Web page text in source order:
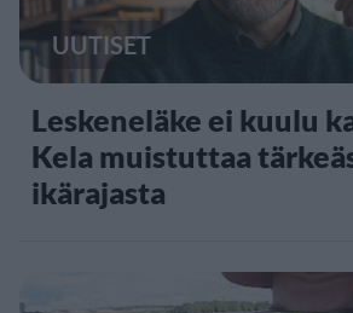
UUTISET
Leskeneläke ei kuulu
Kela muistuttaa
ikärajasta